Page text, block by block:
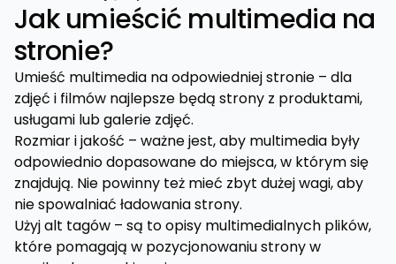
Jak umieścić multimedia na
stronie?
Umieść multimedia na odpowiedniej stronie – dla
zdjęć i filmów najlepsze będą strony z produktami,
usługami lub galerie zdjęć.
Rozmiar i jakość – ważne jest, aby multimedia były
odpowiednio dopasowane do miejsca, w którym się
znajdują. Nie powinny też mieć zbyt dużej wagi, aby
nie spowalniać ładowania strony.
Użyj alt tagów – są to opisy multimedialnych plików,
które pomagają w pozycjonowaniu strony w